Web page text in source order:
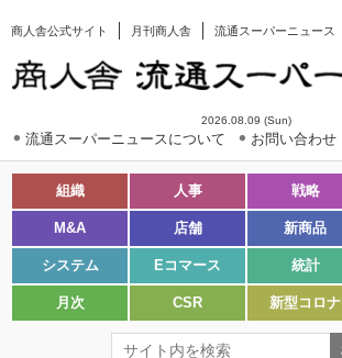
商人舎公式サイト 月刊商人舎 流通スーパーニュース
2026.08.09 (Sun)
流通スーパーニュースについて お問い合わせ
組織 人事 戦略
M&A 店舗 新商品
システム Eコマース 統計
月次 CSR 新型コロナ